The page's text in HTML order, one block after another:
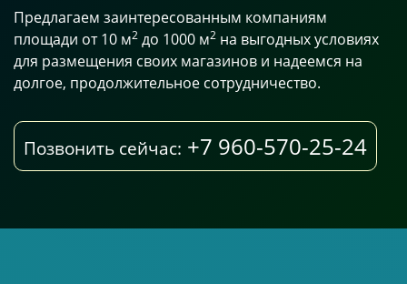
Предлагаем заинтересованным компаниям
площади от 10 м2 до 1000 м2 на выгодных условиях
для размещения своих магазинов и надеемся на
долгое, продолжительное сотрудничество.
Позвонить сейчас: +7 960-570-25-24